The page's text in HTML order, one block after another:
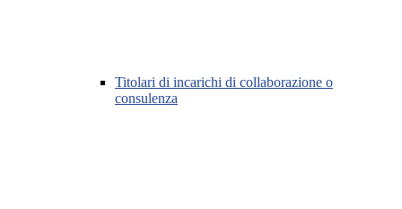
Titolari di incarichi di collaborazione o
consulenza